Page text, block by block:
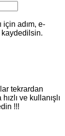
için adım, e-
kaydedilsin.
tekrardan
ve kullanışlı
!!!